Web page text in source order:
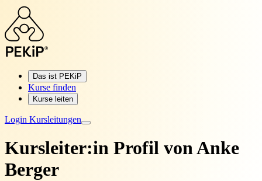
Das ist PEKiP
Kurse finden
Kurse leiten
Login Kursleitungen
Kursleiter:in Profil vonAnke
Berger